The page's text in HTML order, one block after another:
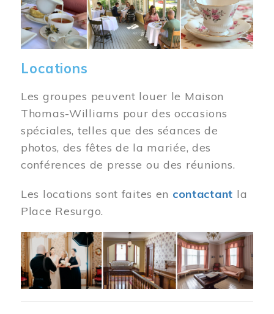
Locations
Les groupes peuvent louer le Maison
Thomas-Williams pour des occasions
spéciales, telles que des séances de
photos, des fêtes de la mariée, des
conférences de presse ou des réunions.
Les locations sont faites en contactant la
Place Resurgo.
Image